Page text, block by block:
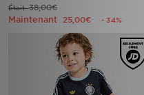
Était38,00€
Maintenant 25,00€ - 34%